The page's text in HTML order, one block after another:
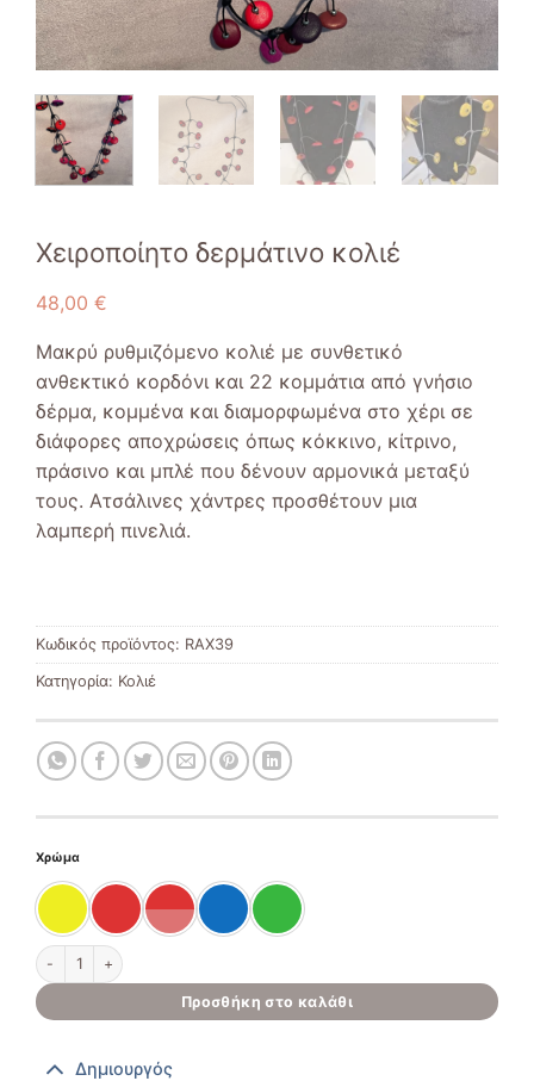
Χειροποίητο δερμάτινο κολιέ
48,00 €
Μακρύ ρυθμιζόμενο κολιέ με συνθετικό
ανθεκτικό κορδόνι και 22 κομμάτια από γνήσιο
δέρμα, κομμένα και διαμορφωμένα στο χέρι σε
διάφορες αποχρώσεις όπως κόκκινο, κίτρινο,
πράσινο και μπλέ που δένουν αρμονικά μεταξύ
τους. Ατσάλινες χάντρες προσθέτουν μια
λαμπερή πινελιά.
Κωδικός προϊόντος: RAX39
Κατηγορία: Κολιέ
Χρώμα
Χειροποίητο δερμάτινο κολιέ ποσότητα
Προσθήκη στο καλάθι
Δημιουργός